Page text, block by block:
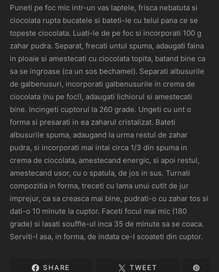
Puneti pe foc mic intr-un vas laptele, frisca nebatuta si
ciocolata rupta bucatele si bateti-le cu telul pana ce se
topeste ciocolata. Luati-le de pe foc si incorporati 100 g
zahar pudra. Separat, frecati untul spuma, adaugati faina
in ploaie si amestecati cu ciocolata topita, batand bine ca
sa se ingroase (ca un sos bechamel). Separati albusurile
de galbenusuri, incorporati galbenusurile in crema de
ciocolata (nu pe foc!), adaugati lichiorul si amestecati
bine. Incingeti cuptorul la 260 grade. Ungeti cu unt o
forma si presarati in ea zaharul cristalizat. Bateti
albusurile spuma, adaugand la urma restul de zahar
pudra, si incorporati mai intai circa 1/3 din spuma in
crema de ciocolata, amestecand energic, si apoi restul,
amestecand usor, cu o spatula, de jos in sus. Turnati
compozitia in forma, treceti cu lama unui cutit de jur
imprejur, ca sa creasca mai bine, pudrati-o cu zahar tos si
dati-o 10 minute la cuptor. Faceti focul mai mic (180
grade) si lasati souffle-ul inca 35 de minute sa se coaca.
Serviti-l asa, in forma, de indata ce-l scoateti din cuptor.
SHARE TWEET